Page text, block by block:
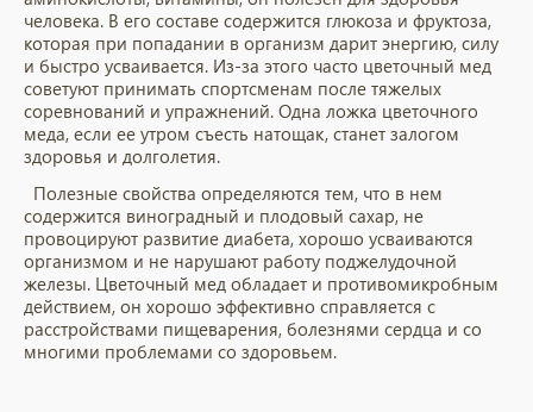
человека. В его составе содержится глюкоза и фруктоза,
которая при попадании в организм дарит энергию, силу
и быстро усваивается. Из-за этого часто цветочный мед
советуют принимать спортсменам после тяжелых
соревнований и упражнений. Одна ложка цветочного
меда, если ее утром съесть натощак, станет залогом
здоровья и долголетия.
Полезные свойства определяются тем, что в нем
содержится виноградный и плодовый сахар, не
провоцируют развитие диабета, хорошо усваиваются
организмом и не нарушают работу поджелудочной
железы. Цветочный мед обладает и противомикробным
действием, он хорошо эффективно справляется с
расстройствами пищеварения, болезнями сердца и со
многими проблемами со здоровьем.